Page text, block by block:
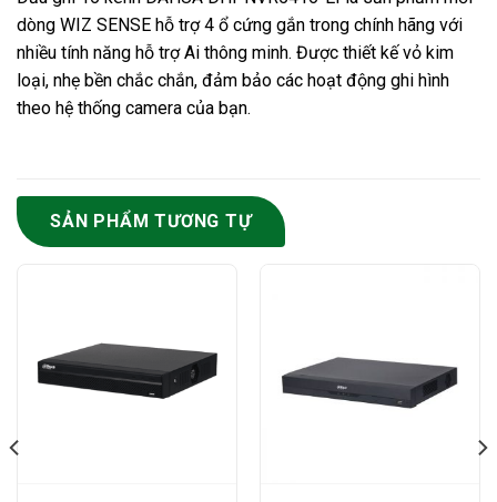
dòng WIZ SENSE hỗ trợ 4 ổ cứng gắn trong chính hãng với
nhiều tính năng hỗ trợ Ai thông minh. Được thiết kế vỏ kim
loại, nhẹ bền chắc chắn, đảm bảo các hoạt động ghi hình
theo hệ thống camera của bạn.
SẢN PHẨM TƯƠNG TỰ